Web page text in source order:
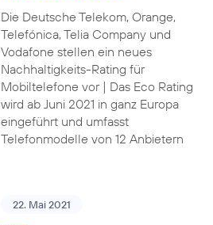
Die Deutsche Telekom, Orange,
Telefónica, Telia Company und
Vodafone stellen ein neues
Nachhaltigkeits-Rating für
Mobiltelefone vor | Das Eco Rating
wird ab Juni 2021 in ganz Europa
eingeführt und umfasst
Telefonmodelle von 12 Anbietern
22. Mai 2021